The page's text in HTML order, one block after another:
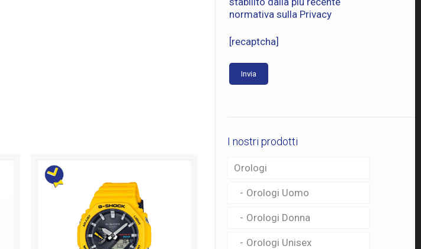
normativa sulla Privacy
[recaptcha]
I nostri prodotti
Orologi
Orologi Uomo
Orologi Donna
Orologi Unisex